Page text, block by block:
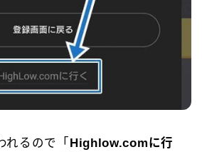
れるので「 Highlow.comに行